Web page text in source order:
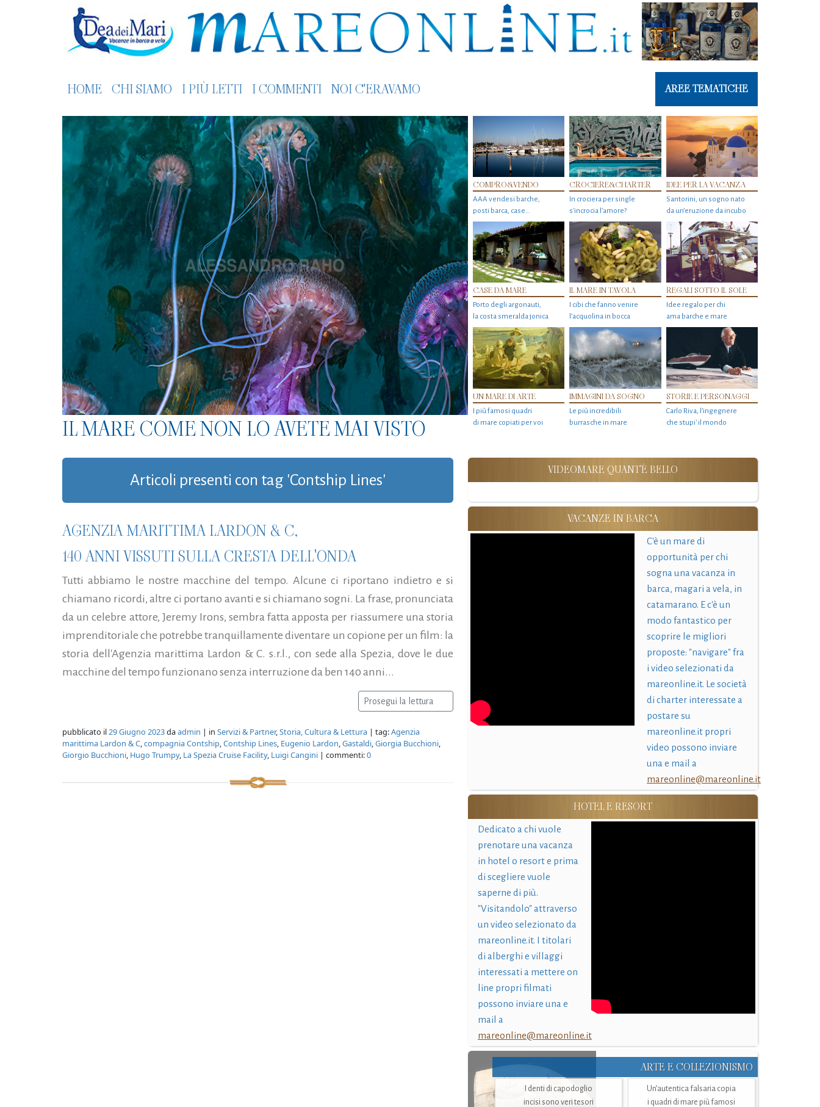
HOME CHI SIAMO I PIÙ LETTI I COMMENTI NOI C'ERAVAMO AREE TEMATICHE
IL MARE COME NON LO AVETE MAI VISTO
COMPRO&VENDO
AAA vendesi barche,
posti barca, case…
CROCIERE&CHARTER
In crociera per single
s'incrocia l’amore?
IDEE PER LA VACANZA
Santorini, un sogno nato
da un’eruzione da incubo
CASE DA MARE
Porto degli argonauti,
la costa smeralda jonica
IL MARE IN TAVOLA
I cibi che fanno venire
l’acquolina in bocca
REGALI SOTTO IL SOLE
Idee regalo per chi
ama barche e mare
UN MARE DI ARTE
I più famosi quadri
di mare copiati per voi
IMMAGINI DA SOGNO
Le più incredibili
burrasche in mare
STORIE E PERSONAGGI
Carlo Riva, l’ingegnere
che stupi' il mondo
Articoli presenti con tag 'Contship Lines'
AGENZIA MARITTIMA LARDON & C,
140 ANNI VISSUTI SULLA CRESTA DELL'ONDA
Tutti abbiamo le nostre macchine del tempo. Alcune ci riportano indietro e si
chiamano ricordi, altre ci portano avanti e si chiamano sogni. La frase, pronunciata
da un celebre attore, Jeremy Irons, sembra fatta apposta per riassumere una storia
imprenditoriale che potrebbe tranquillamente diventare un copione per un film: la
storia dell'Agenzia marittima Lardon & C. s.r.l., con sede alla Spezia, dove le due
macchine del tempo funzionano senza interruzione da ben 140 anni...
Prosegui la lettura
pubblicato il29 Giugno 2023daadmin | in Servizi & Partner,Storia, Cultura & Lettura | tag:Agenzia
marittima Lardon & C,compagnia Contship,Contship Lines, Eugenio Lardon,Gastaldi,Giorgia Bucchioni,
Giorgio Bucchioni, Hugo Trumpy, La Spezia Cruise Facility, Luigi Cangini | commenti:0
VIDEOMARE QUANT'È BELLO
VACANZE IN BARCA
C'è un mare di
opportunità per chi
sogna una vacanza in
barca, magari a vela, in
catamarano. E c'è un
modo fantastico per
scoprire le migliori
proposte: "navigare" fra
i video selezionati da
mareonline.it. Le società
di charter interessate a
postare su
mareonline.it propri
video possono inviare
una e mail a
mareonline@mareonline.it
HOTEL E RESORT
Dedicato a chi vuole
prenotare una vacanza
in hotel o resort e prima
di scegliere vuole
saperne di più.
"Visitandolo" attraverso
un video selezionato da
mareonline.it. I titolari
di alberghi e villaggi
interessati a mettere on
line propri filmati
possono inviare una e
mail a
mareonline@mareonline.it
ARTE E COLLEZIONISMO
I denti di capodoglio
incisi sono veri tesori
Un’autentica falsaria copia
i quadri di mare più famosi